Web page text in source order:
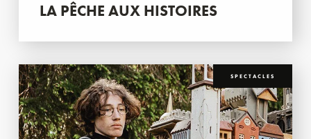
LA PÊCHE AUX HISTOIRES
SPECTACLES